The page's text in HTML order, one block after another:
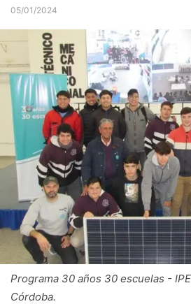
05/01/2024
Programa 30 años 30 escuelas -
Córdoba.